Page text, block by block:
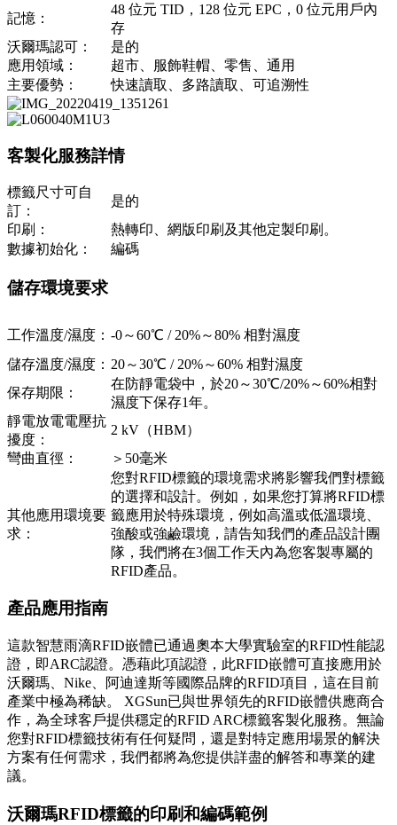
記憶：
48 位元 TID，128 位元 EPC，0 位元用戶內
存
沃爾瑪認可：
是的
應用領域：
超市、服飾鞋帽、零售、通用
主要優勢：
快速讀取、多路讀取、可追溯性
客製化服務詳情
標籤尺寸可自
訂：
是的
印刷：
熱轉印、網版印刷及其他定製印刷。
數據初始化：
編碼
儲存環境要求
工作溫度/濕度： -0～60℃ / 20%～80% 相對濕度
儲存溫度/濕度： 20～30℃ / 20%～60% 相對濕度
保存期限：
在防靜電袋中，於20～30℃/20%～60%相對
濕度下保存1年。
靜電放電電壓抗
擾度：
2 kV（HBM）
彎曲直徑：
＞50毫米
其他應用環境要
求：
您對RFID標籤的環境需求將影響我們對標籤
的選擇和設計。例如，如果您打算將RFID標
籤應用於特殊環境，例如高溫或低溫環境、
強酸或強鹼環境，請告知我們的產品設計團
隊，我們將在3個工作天內為您客製專屬的
RFID產品。
產品應用指南
這款智慧雨滴RFID嵌體已通過奧本大學實驗室的RFID性能認
證，即ARC認證。憑藉此項認證，此RFID嵌體可直接應用於
沃爾瑪、Nike、阿迪達斯等國際品牌的RFID項目，這在目前
產業中極為稀缺。 XGSun已與世界領先的RFID嵌體供應商合
作，為全球客戶提供穩定的RFID ARC標籤客製化服務。無論
您對RFID標籤技術有任何疑問，還是對特定應用場景的解決
方案有任何需求，我們都將為您提供詳盡的解答和專業的建
議。
沃爾瑪RFID標籤的印刷和編碼範例